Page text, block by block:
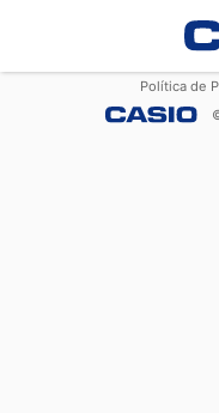
Política de